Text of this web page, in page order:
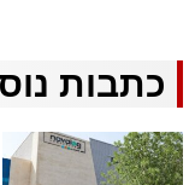
כתבות